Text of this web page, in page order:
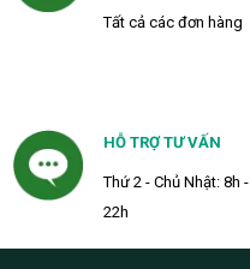
Tất cả các đơn hàng
HỖ TRỢ TƯ VẤN
Thứ 2 - Chủ Nhật: 8h -
22h